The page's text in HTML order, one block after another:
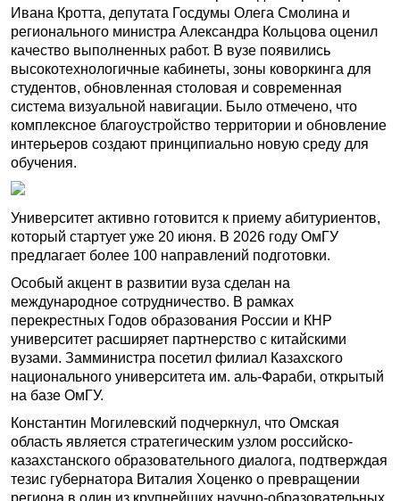
Ивана Кротта, депутата Госдумы Олега Смолина и
регионального министра Александра Кольцова оценил
качество выполненных работ. В вузе появились
высокотехнологичные кабинеты, зоны коворкинга для
студентов, обновленная столовая и современная
система визуальной навигации. Было отмечено, что
комплексное благоустройство территории и обновление
интерьеров создают принципиально новую среду для
обучения.
Университет активно готовится к приему абитуриентов,
который стартует уже 20 июня. В 2026 году ОмГУ
предлагает более 100 направлений подготовки.
Особый акцент в развитии вуза сделан на
международное сотрудничество. В рамках
перекрестных Годов образования России и КНР
университет расширяет партнерство с китайскими
вузами. Замминистра посетил филиал Казахского
национального университета им. аль-Фараби, открытый
на базе ОмГУ.
Константин Могилевский подчеркнул, что Омская
область является стратегическим узлом российско-
казахстанского образовательного диалога, подтверждая
тезис губернатора Виталия Хоценко о превращении
региона в один из крупнейших научно-образовательных